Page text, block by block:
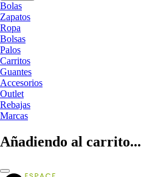
Bolas
Zapatos
Ropa
Bolsas
Palos
Carritos
Guantes
Accesorios
Outlet
Rebajas
Marcas
Añadiendo al carrito...